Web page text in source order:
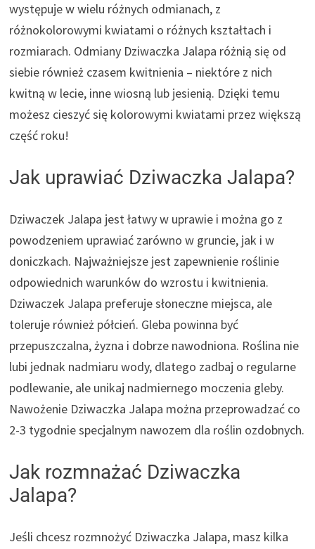
występuje w wielu różnych odmianach, z
różnokolorowymi kwiatami o różnych kształtach i
rozmiarach. Odmiany Dziwaczka Jalapa różnią się od
siebie również czasem kwitnienia – niektóre z nich
kwitną w lecie, inne wiosną lub jesienią. Dzięki temu
możesz cieszyć się kolorowymi kwiatami przez większą
część roku!
Jak uprawiać Dziwaczka Jalapa?
Dziwaczek Jalapa jest łatwy w uprawie i można go z
powodzeniem uprawiać zarówno w gruncie, jak i w
doniczkach. Najważniejsze jest zapewnienie roślinie
odpowiednich warunków do wzrostu i kwitnienia.
Dziwaczek Jalapa preferuje słoneczne miejsca, ale
toleruje również półcień. Gleba powinna być
przepuszczalna, żyzna i dobrze nawodniona. Roślina nie
lubi jednak nadmiaru wody, dlatego zadbaj o regularne
podlewanie, ale unikaj nadmiernego moczenia gleby.
Nawożenie Dziwaczka Jalapa można przeprowadzać co
2-3 tygodnie specjalnym nawozem dla roślin ozdobnych.
Jak rozmnażać Dziwaczka
Jalapa?
Jeśli chcesz rozmnożyć Dziwaczka Jalapa, masz kilka